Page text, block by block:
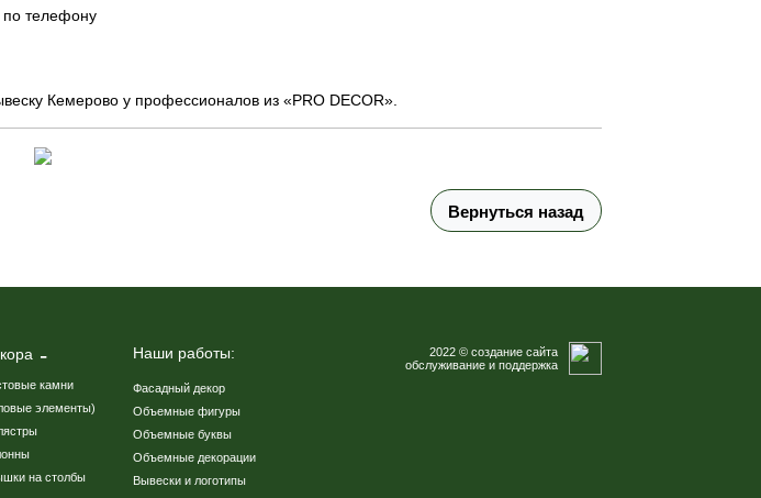
по телефону
Кемерово у профессионалов из «PRO DECOR».
Вернуться назад
камни
элементы)
на столбы
Наши работы:
Фасадный декор
Объемные фигуры
Объемные буквы
Объемные декорации
Вывески и логотипы
2022 © создание сайта
обслуживание и поддержка